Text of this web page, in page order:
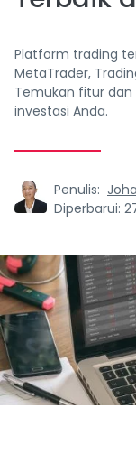
Platform trading
MetaTrader,
Temukan fitur
investasi Anda.
Penulis:
Diperbarui: